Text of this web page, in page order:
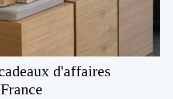
d'affaires